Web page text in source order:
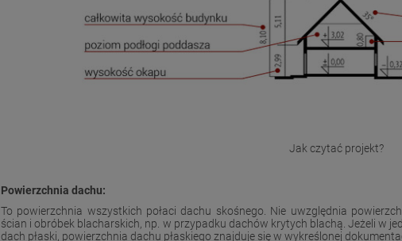
Jak czytać projekt?
Powierzchnia dachu:
To powierzchnia wszystkich połaci dachu skośnego. Nie uwzględnia
ścian i obróbek blacharskich, np. w przypadku dachów krytych blachą. Jeżeli w
dach płaski, powierzchnia dachu płaskiego znajduje się w wykreślonej